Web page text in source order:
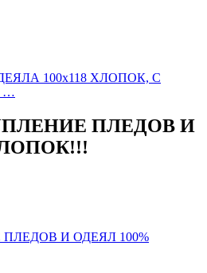
100х118 ХЛОПОК, С
…
ПЛЕДОВ И
И ОДЕЯЛ 100%